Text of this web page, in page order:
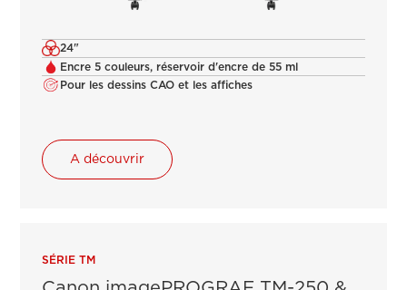
24"
Encre 5 couleurs, réservoir d'encre de 55 ml
Pour les dessins CAO et les affiches
A découvrir
SÉRIE TM